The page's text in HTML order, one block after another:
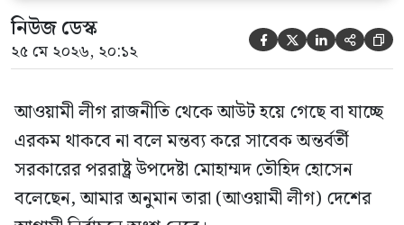
নিউজ ডেস্ক
২৫ মে ২০২৬, ২০:১২     
আওয়ামী লীগ রাজনীতি থেকে আউট হয়ে গেছে বা যাচ্ছে
এরকম থাকবে না বলে মন্তব্য করে সাবেক অন্তর্বর্তী
সরকারের পররাষ্ট্র উপদেষ্টা মোহাম্মদ তৌহিদ হোসেন
বলেছেন, আমার অনুমান তারা (আওয়ামী লীগ) দেশের